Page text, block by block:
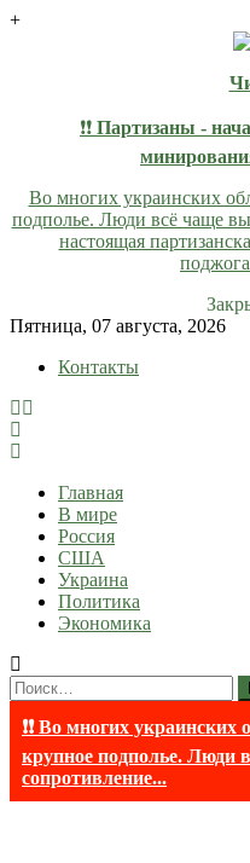
+
❗❗ Партизаны -
Во многих украинских
подполье. Люди всё чаще
настоящая
Skip
content
Пятница, 07 августа, 2026
Контакты
lentaruss
lentaruss — Новости
Главная
В мире
Россия
США
Украина
Политика
Экономика
Найти:
❗❗ Во многих
крупное подполье. Люди
сопротивление...